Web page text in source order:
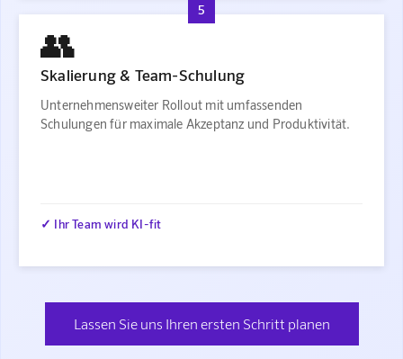
5
👥
Skalierung & Team-Schulung
Unternehmensweiter Rollout mit umfassenden
Schulungen für maximale Akzeptanz und Produktivität.
✓ Ihr Team wird KI-fit
Lassen Sie uns Ihren ersten Schritt planen